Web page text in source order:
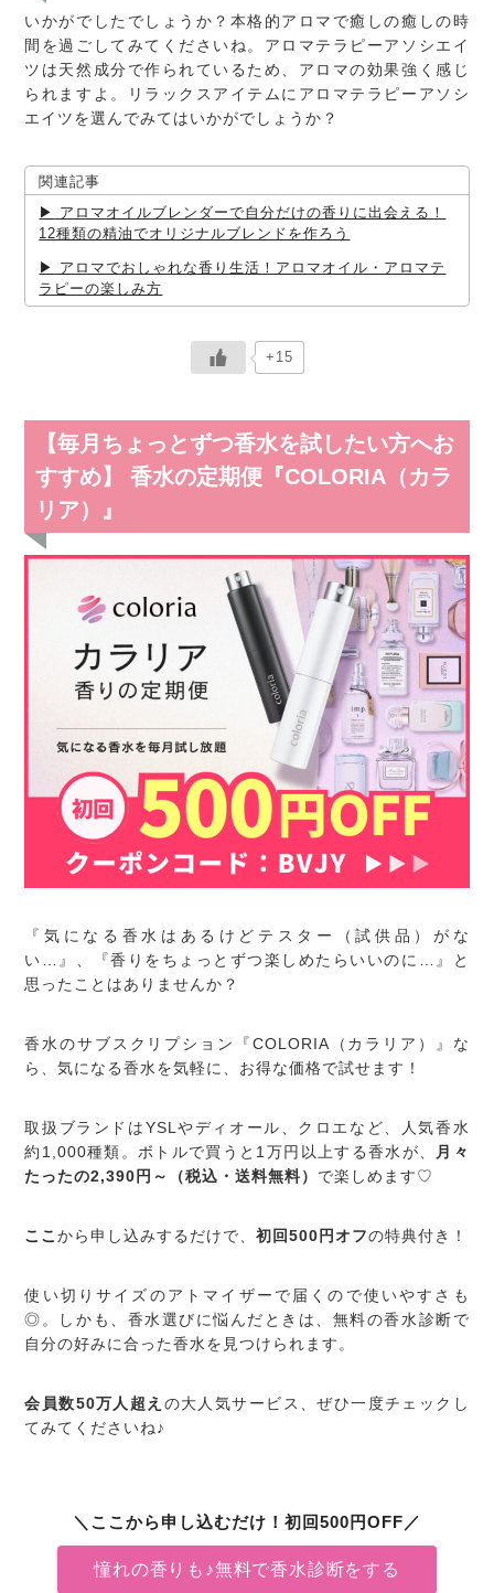
いかがでしたでしょうか？本格的アロマで癒しの癒しの時
間を過ごしてみてくださいね。アロマテラピーアソシエイ
ツは天然成分で作られているため、アロマの効果強く感じ
られますよ。リラックスアイテムにアロマテラピーアソシ
エイツを選んでみてはいかがでしょうか？
関連記事
アロマオイルブレンダーで自分だけの香りに出会える！
12種類の精油でオリジナルブレンドを作ろう
アロマでおしゃれな香り生活！アロマオイル・アロマテ
ラピーの楽しみ方
+15
【毎月ちょっとずつ香水を試したい方へお
すすめ】 香水の定期便『COLORIA（カラ
リア）』
『気になる香水はあるけどテスター（試供品）がな
い…』、『香りをちょっとずつ楽しめたらいいのに…』と
思ったことはありませんか？
香水のサブスクリプション『COLORIA（カラリア）』な
ら、気になる香水を気軽に、お得な価格で試せます！
取扱ブランドはYSLやディオール、クロエなど、人気香水
約1,000種類。ボトルで買うと1万円以上する香水が、
月々
たったの2,390円～（税込・送料無料） で楽しめます♡
ここから申し込みするだけで、初回500円オフの特典付き！
使い切りサイズのアトマイザーで届くので使いやすさも
◎。しかも、香水選びに悩んだときは、無料の香水診断で
自分の好みに合った香水を見つけられます。
会員数50万人超え の大人気サービス、ぜひ一度チェックし
てみてくださいね♪
＼ここから申し込むだけ！初回500円OFF／
憧れの香りも♪無料で香水診断をする